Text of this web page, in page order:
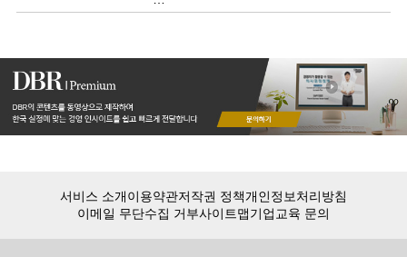
창업가들도, 투자자들도 급속히
푸드테크 산업은 앞으로 어떻게 성장해
나갈까?
기업들을 소개한다.
서비스 소개이용약관저작권 정책개인정보처리방침
이메일 무단수집 거부사이트맵기업교육 문의